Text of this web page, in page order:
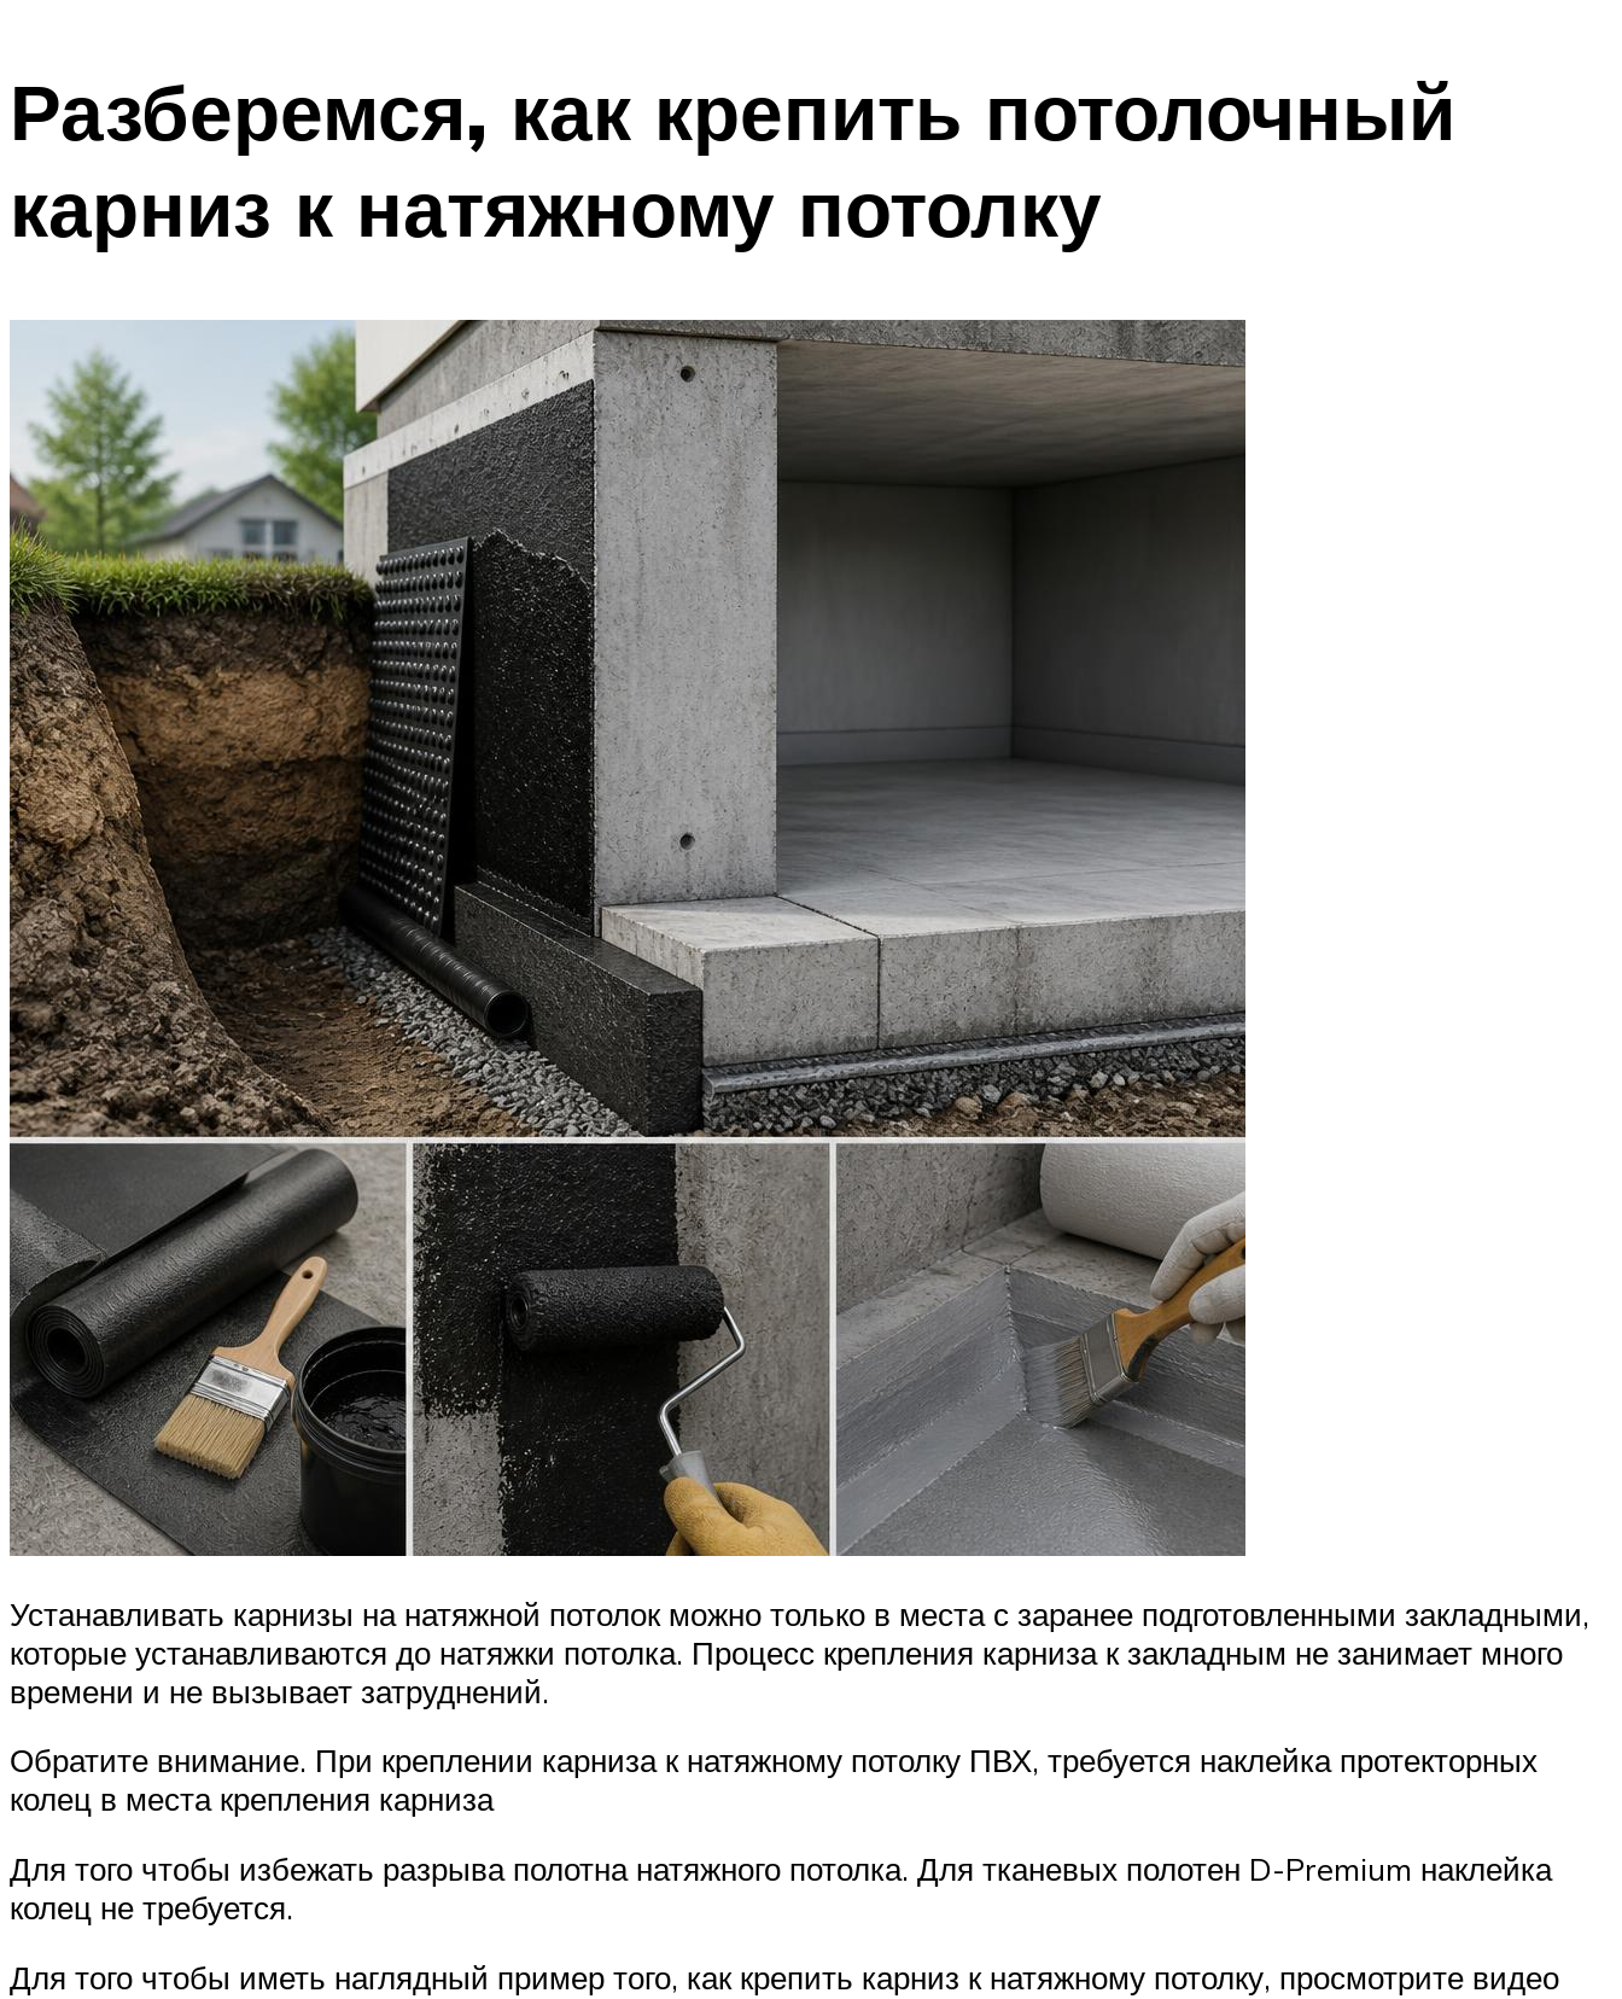
Разберемся, как крепить потолочный
карниз к натяжному потолку
Устанавливать карнизы на натяжной потолок можно только в места с заранее подготовленными закладными,
которые устанавливаются до натяжки потолка. Процесс крепления карниза к закладным не занимает много
времени и не вызывает затруднений.
Обратите внимание. При креплении карниза к натяжному потолку ПВХ, требуется наклейка протекторных
колец в места крепления карниза
Для того чтобы избежать разрыва полотна натяжного потолка. Для тканевых полотен D-Premium наклейка
колец не требуется.
Для того чтобы иметь наглядный пример того, как крепить карниз к натяжному потолку, просмотрите видео